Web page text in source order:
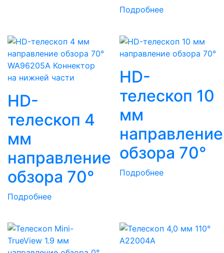
Подробнее
WA96205A Коннектор
на нижней части
HD-
телескоп 4
мм
направление
обзора 70°
Подробнее
HD-
телескоп 10
мм
направление
обзора 70°
Подробнее
A22004A